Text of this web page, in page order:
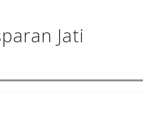
Jati